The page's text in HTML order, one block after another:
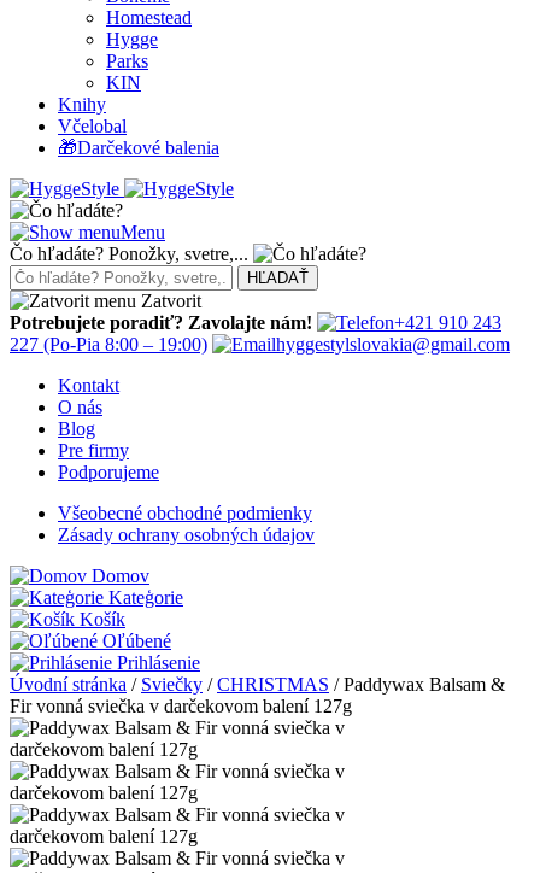
Homestead
Hygge
Parks
KIN
Knihy
Včelobal
🎁Darčekové balenia
Menu
Čo hľadáte? Ponožky, svetre,...
Zatvorit
Potrebujete poradiť? Zavolajte nám!
+421 910 243
227 (Po-Pia 8:00 – 19:00)
hyggestylslovakia@gmail.com
Kontakt
O nás
Blog
Pre firmy
Podporujeme
Všeobecné obchodné podmienky
Zásady ochrany osobných údajov
Domov
Kateģorie
Košík
Oľúbené
Prihlásenie
Úvodní stránka / Sviečky / CHRISTMAS /Paddywax Balsam &
Fir vonná sviečka v darčekovom balení 127g